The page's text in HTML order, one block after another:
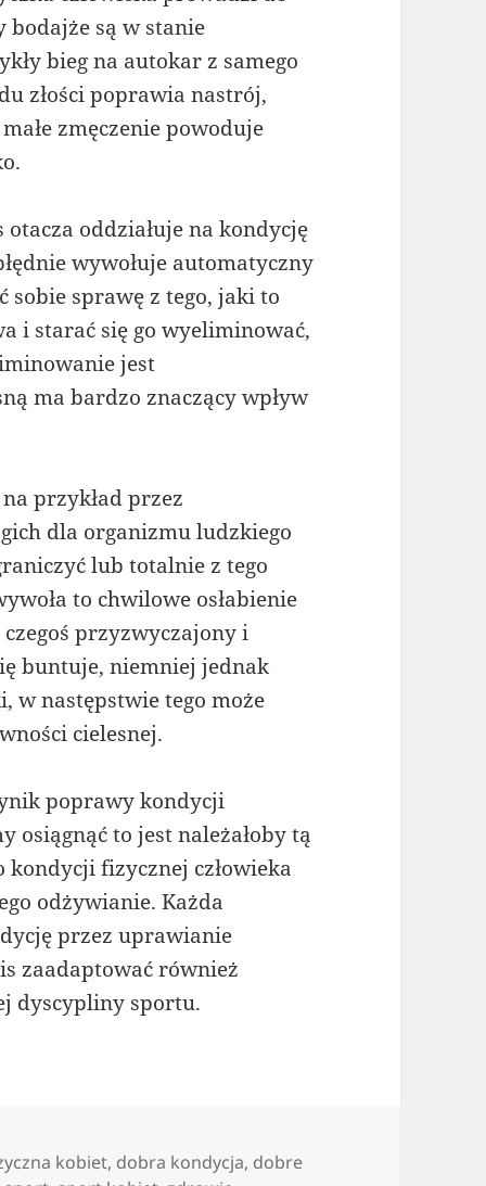
bodajże są w stanie
bieg na autokar z samego
złości poprawia nastrój,
zmęczenie powoduje
oddziałuje na kondycję
wywołuje automatyczny
sobie sprawę z tego, jaki to
i starać się go wyeliminować,
jest
ma bardzo znaczący wpływ
przykład przez
dla organizmu ludzkiego
lub totalnie z tego
to chwilowe osłabienie
przyzwyczajony i
buntuje, niemniej jednak
w następstwie tego może
cielesnej.
poprawy kondycji
osiągnąć to jest należałoby tą
fizycznej człowieka
odżywianie. Każda
przez uprawianie
zaadaptować również
dyscypliny sportu.
kobiet, dobra kondycja, dobre